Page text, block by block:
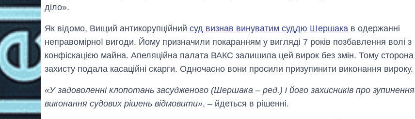
діло».
Як відомо, Вищий антикорупційний суд визнав винуватим суддю Шершака в одержанні
неправомірної вигоди. Йому призначили покаранням у вигляді 7 років позбавлення волі з
конфіскацією майна. Апеляційна палата ВАКС залишила цей вирок без змін. Тому сторона
захисту подала касаційні скарги. Одночасно вони просили призупинити виконання вироку.
«У задоволенні клопотань засудженого (Шершака – ред.) і його захисників про зупинення
виконання судових рішень відмовити», – йдеться в рішенні.
Економіка ШІ-
гігантів: скільки
коштують і
OpenAI та